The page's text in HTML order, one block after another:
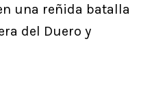
una reñida batalla
del Duero y